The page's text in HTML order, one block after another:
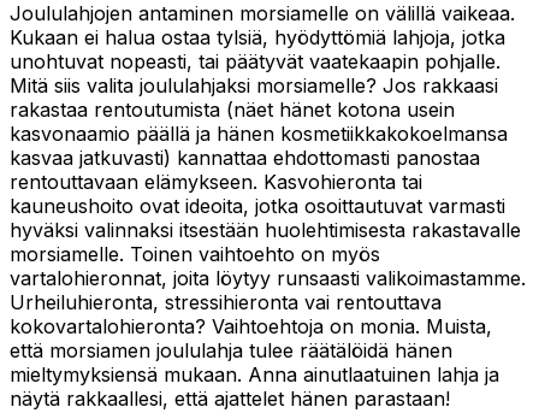
Joululahjojen antaminen morsiamelle on välillä vaikeaa.
Kukaan ei halua ostaa tylsiä, hyödyttömiä lahjoja, jotka
unohtuvat nopeasti, tai päätyvät vaatekaapin pohjalle.
Mitä siis valita joululahjaksi morsiamelle? Jos rakkaasi
rakastaa rentoutumista (näet hänet kotona usein
kasvonaamio päällä ja hänen kosmetiikkakokoelmansa
kasvaa jatkuvasti) kannattaa ehdottomasti panostaa
rentouttavaan elämykseen. Kasvohieronta tai
kauneushoito ovat ideoita, jotka osoittautuvat varmasti
hyväksi valinnaksi itsestään huolehtimisesta rakastavalle
morsiamelle. Toinen vaihtoehto on myös
vartalohieronnat, joita löytyy runsaasti valikoimastamme.
Urheiluhieronta, stressihieronta vai rentouttava
kokovartalohieronta? Vaihtoehtoja on monia. Muista,
että morsiamen joululahja tulee räätälöidä hänen
mieltymyksiensä mukaan. Anna ainutlaatuinen lahja ja
näytä rakkaallesi, että ajattelet hänen parastaan!